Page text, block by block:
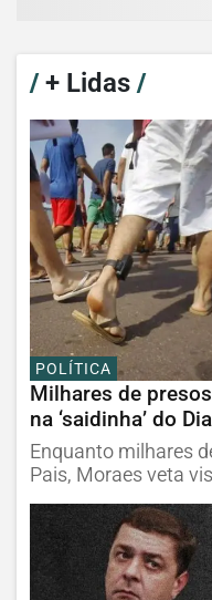
/+ Lidas /
POLÍTICA
Milhares de
na ‘saidinha’ do
Enquanto milhares
Pais, Moraes veta